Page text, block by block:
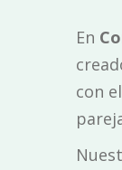
En
con